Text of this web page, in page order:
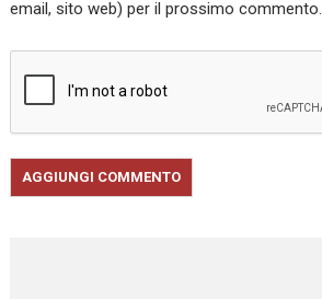
email, sito web) per il prossimo commento.